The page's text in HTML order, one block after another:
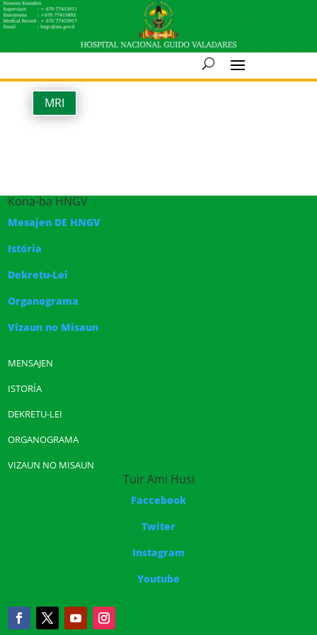
MRI
Kona-ba HNGV
Mesajen DE HNGV
Istória
Dekretu-Lei
Organograma
Vizaun no Misaun
MENSAJEN
ISTORÍA
DEKRETU-LEI
ORGANOGRAMA
VIZAUN NO MISAUN
Tuir Ami Husi
Faccebook
Twiter
Instagram
Youtube